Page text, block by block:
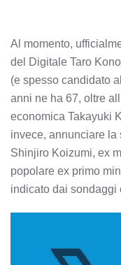
Al momento,
del Digitale Taro
(e spesso candidato
anni ne ha 67, oltre
economica Takayuki
invece, annunciare
Shinjiro Koizumi, ex
popolare ex primo
indicato dai sondaggi